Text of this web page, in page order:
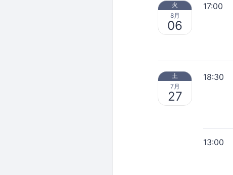
火
8月
06
17:00
土
7月
27
18:30
13:00